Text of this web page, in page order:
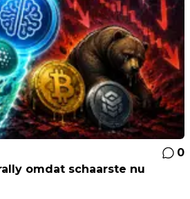
0
omdat schaarste nu